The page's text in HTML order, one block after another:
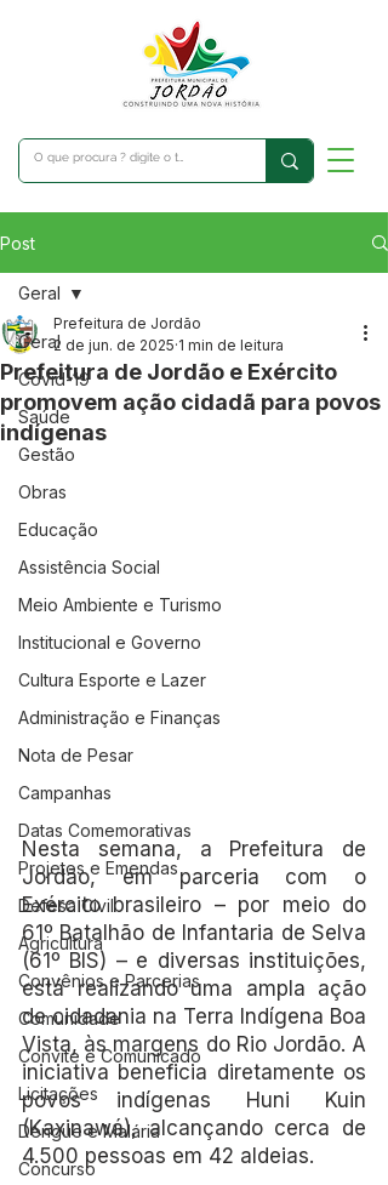
Post
Geral
Covid-19
Saúde
Gestão
Obras
Educação
Assistência Social
Meio Ambiente e Turismo
Institucional e Governo
Cultura Esporte e Lazer
Administração e Finanças
Nota de Pesar
Campanhas
Datas Comemorativas
Projetos e Emendas
Defesa Civil
Agricultura
Convênios e Parcerias
Comunidade
Convite e Comunicado
Licitações
Dengue e Malária
Concurso
Geral
Prefeitura de Jordão e Exército
promovem ação cidadã para povos
indígenas
Prefeitura de Jordão
2 de jun. de 2025 1 min de leitura
Nesta semana, a Prefeitura de
Jordão, em parceria com o
Exército brasileiro – por meio do
61º Batalhão de Infantaria de Selva
(61º BIS) – e diversas instituições,
está realizando uma ampla ação
de cidadania na Terra Indígena Boa
Vista, às margens do Rio Jordão. A
iniciativa beneficia diretamente os
povos indígenas Huni Kuin
(Kaxinawá), alcançando cerca de
4.500 pessoas em 42 aldeias.